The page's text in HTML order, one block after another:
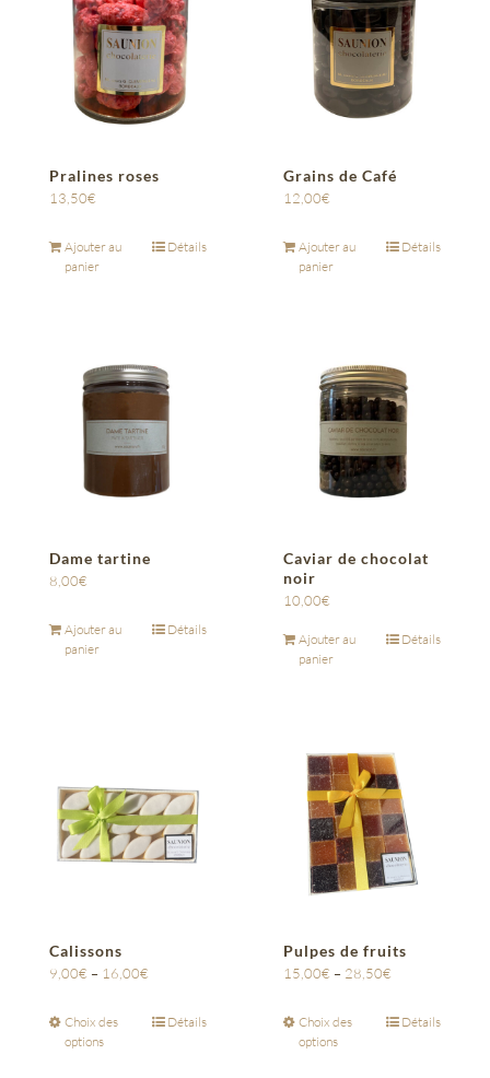
Pralines roses
13,50€
Ajouter au
panier
Détails
Grains de Café
12,00€
Ajouter au
panier
Détails
Dame tartine
8,00€
Ajouter au
panier
Détails
Caviar de chocolat
noir
10,00€
Ajouter au
panier
Détails
Calissons
9,00€ – 16,00€
Choix des
options
Détails
Pulpes de fruits
15,00€ – 28,50€
Choix des
options
Détails